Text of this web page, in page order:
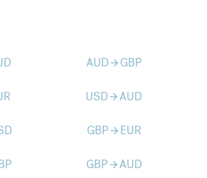
AUDarrow_forward GBP
USDarrow_forwardAUD
GBParrow_forward EUR
GBParrow_forwardAUD